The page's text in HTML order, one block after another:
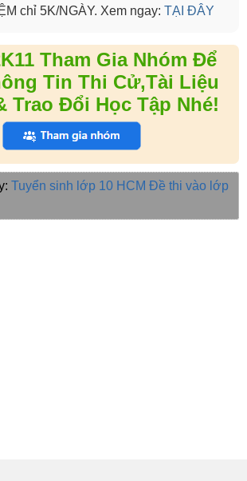
chỉ 5K/NGÀY. Xem ngay: TẠI ĐÂY
Tham Gia Nhóm Để
Tin Thi Cử,Tài Liệu
Trao Đổi Học Tập Nhé!
Tuyển sinh lớp 10 HCM Đề thi vào lớp